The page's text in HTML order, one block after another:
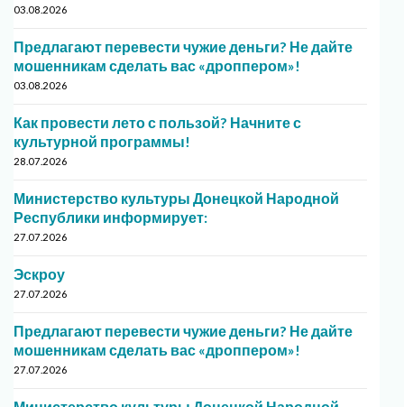
03.08.2026
Предлагают перевести чужие деньги? Не дайте
мошенникам сделать вас «дроппером»!
03.08.2026
Как провести лето с пользой? Начните с
культурной программы!
28.07.2026
Министерство культуры Донецкой Народной
Республики информирует:
27.07.2026
Эскроу
27.07.2026
Предлагают перевести чужие деньги? Не дайте
мошенникам сделать вас «дроппером»!
27.07.2026